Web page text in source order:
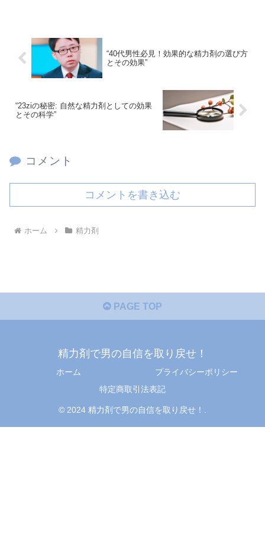
“40代男性必見！効果的な精力剤の選び方
とその効果”
“23ziの秘密: 自然な精力剤としての効果
とその科学”
コメント
コメントを書き込む
ホーム 精力剤
PAGE TOP
精力剤で男の自信を取り戻せ！
ホーム
プライバシーポリシー
特定商取引法表記
© 2024 精力剤で男の自信を取り戻せ！.